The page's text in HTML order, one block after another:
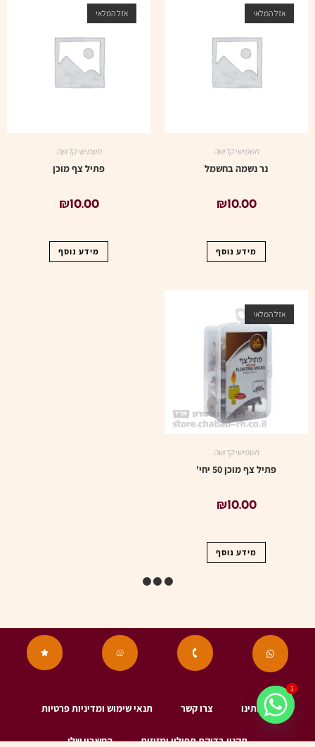
אזל המלאי
תשמישי קדושה
נר נשמה בחשמל
₪10.00
מידע נוסף
אזל המלאי
תשמישי קדושה
פתיל צף מוכן
₪10.00
מידע נוסף
אזל המלאי
תשמישי קדושה
פתיל צף מוכן 50 יחי'
₪10.00
מידע נוסף
מידע יהודי צא"ח
1